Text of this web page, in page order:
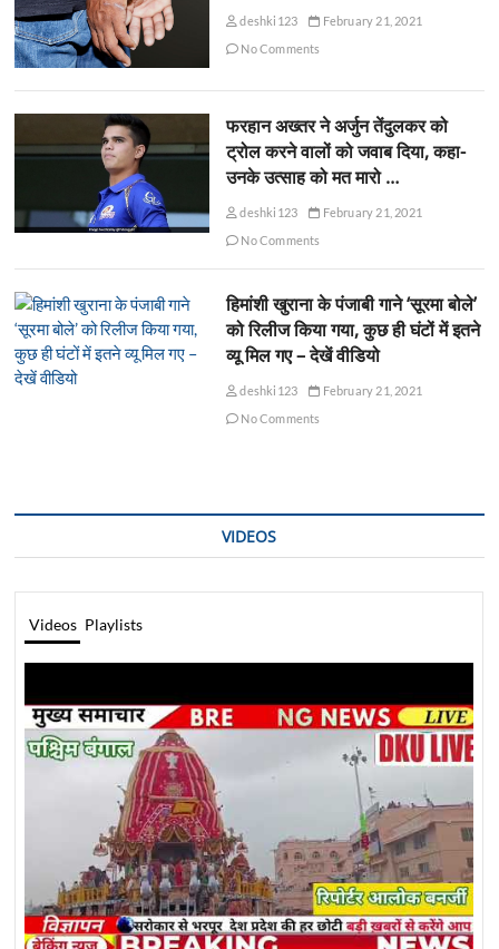
deshki123
February 21, 2021
No Comments
फरहान अख्तर ने अर्जुन तेंदुलकर को
ट्रोल करने वालों को जवाब दिया, कहा-
उनके उत्साह को मत मारो …
deshki123
February 21, 2021
No Comments
हिमांशी खुराना के पंजाबी गाने ‘सूरमा बोले’
को रिलीज किया गया, कुछ ही घंटों में इतने
व्यू मिल गए – देखें वीडियो
deshki123
February 21, 2021
No Comments
VIDEOS
Videos Playlists